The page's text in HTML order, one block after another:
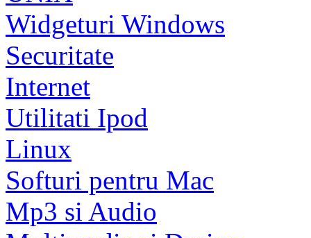
Widgeturi Windows
Securitate
Internet
Utilitati Ipod
Linux
Softuri pentru Mac
Mp3 si Audio